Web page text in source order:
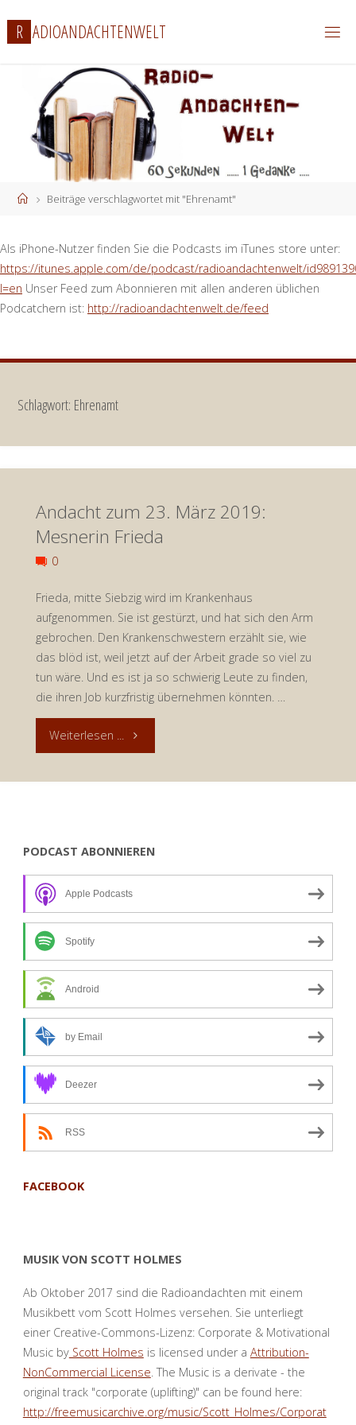
Inhalt
springen
R ADIOANDACHTENWELT
StartBeiträge verschlagwortet mit "Ehrenamt"
Als iPhone-Nutzer finden Sie die Podcasts im iTunes store unter:
https://itunes.apple.com/de/podcast/radioandachtenwelt/
l=en Unser Feed zum Abonnieren mit allen anderen üblichen
Podcatchern ist: http://radioandachtenwelt.de/feed
Schlagwort: Ehrenamt
Andacht zum 23. März 2019:
Mesnerin Frieda
0
Frieda, mitte Siebzig wird im Krankenhaus
aufgenommen. Sie ist gestürzt, und hat sich den Arm
gebrochen. Den Krankenschwestern erzählt sie, wie
das blöd ist, weil jetzt auf der Arbeit grade so viel zu
tun wäre. Und es ist ja so schwierig Leute zu finden,
die ihren Job kurzfristig übernehmen könnten. …
Weiterlesen ... "Andacht
2019:
PODCAST ABONNIEREN
Apple Podcasts
Spotify
Android
by Email
Deezer
RSS
FACEBOOK
MUSIK VON SCOTT HOLMES
Ab Oktober 2017 sind die Radioandachten mit einem
Musikbett vom Scott Holmes versehen. Sie unterliegt
einer Creative-Commons-Lizenz: Corporate & Motivational
Music byScott Holmes is licensed under a Attribution-
NonCommercial License. The Music is a derivate - the
original track "corporate (uplifting)" can be found here:
http://freemusicarchive.org/music/Scott_Holmes/Corporat